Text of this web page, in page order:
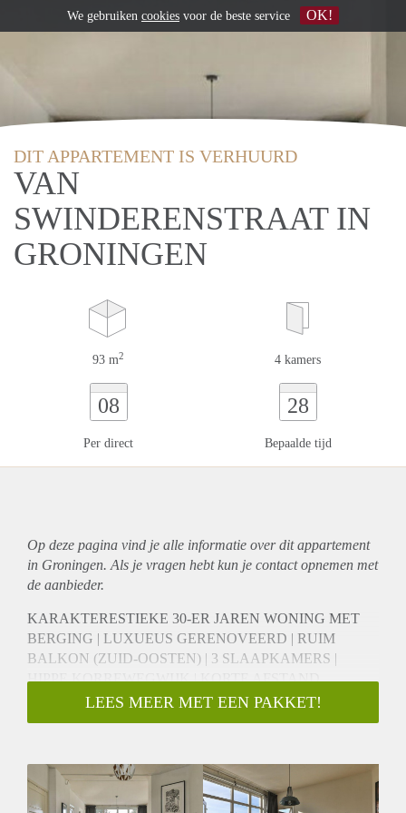
DIT APPARTEMENT IS VERHUURD
VAN
SWINDERENSTRAAT IN
GRONINGEN
93 m2 4 kamers
08
Per direct
28
Bepaalde tijd
Op deze pagina vind je alle informatie over ditappartement
in Groningen. Als je vragen hebt kun je contact opnemen met
de aanbieder.
KARAKTERESTIEKE 30-ER JAREN WONING MET
BERGING | LUXUEUS GERENOVEERD | RUIM
BALKON (ZUID-OOSTEN) | 3 SLAAPKAMERS |
HIPPE KORREWEGWIJK | KORTE AFSTAND
CENTRUM EN UMCG | GESTOFFEERD | LUXE
KEUKEN | GEEN KAMER GEWIJZE VERHUUR,
Oorspronkelijk in de jaren '30 gebouwd, recent op stijlvolle
wijze gemoderniseerd en voorzien van het wooncomfort van
LEES MEER MET EEN PAKKET!
We gebruiken cookies voor de beste service OK!